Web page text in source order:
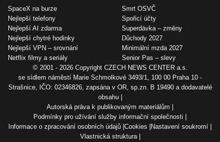
SpaceX na burze
Nejlepší telefony
Nejlepší AI zdarma
Nejlepší chytré hodinky
Nejlepší VPN – srovnání
Netflix filmy a seriály
Smrt OSVČ
Spořicí účty
Superdávka – změny
Důchody 2027
Minimální mzda 2027
Senior Pas – slevy
© 2001 - 2026 Copyright CZECH NEWS CENTER a.s.
se sídlem náměstí Marie Schmolkové 3493/1, 100 00 Praha 10 -
Strašnice, IČO: 02346826, zapsána v OR, sp.zn. B 19490 a dodavatelé
obsahu
Autorská práva k publikovaným materiálům
Podmínky pro užívání služby informační společnosti
Informace o zpracování osobních údajů Cookies
Nastavení soukromí
Vlastnická struktura